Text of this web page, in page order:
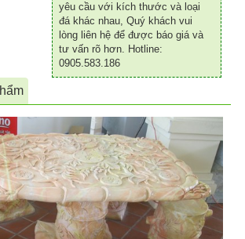
yêu cầu với kích thước và loại
đá khác nhau, Quý khách vui
lòng liên hệ để được báo giá và
tư vấn rõ hơn. Hotline:
0905.583.186